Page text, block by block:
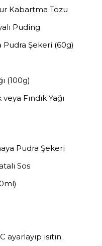
Kabartma Tozu
Puding
Pudra Şekeri (60g)
(100g)
Fındık Yağı
Pudra Şekeri
Sos
ayarlayıp ısıtın.